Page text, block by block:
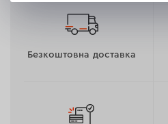
Безкоштовна доставка